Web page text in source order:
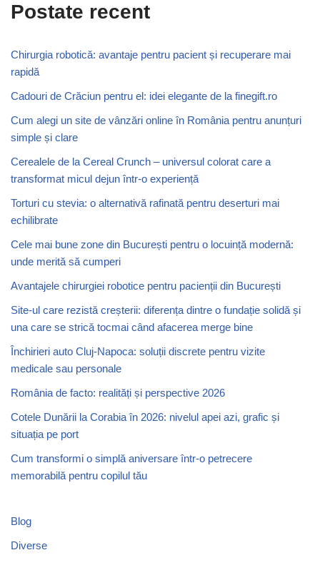
Postate recent
Chirurgia robotică: avantaje pentru pacient și recuperare mai
rapidă
Cadouri de Crăciun pentru el: idei elegante de la finegift.ro
Cum alegi un site de vânzări online în România pentru anunțuri
simple și clare
Cerealele de la Cereal Crunch – universul colorat care a
transformat micul dejun într-o experiență
Torturi cu stevia: o alternativă rafinată pentru deserturi mai
echilibrate
Cele mai bune zone din București pentru o locuință modernă:
unde merită să cumperi
Avantajele chirurgiei robotice pentru pacienții din București
Site-ul care rezistă creșterii: diferența dintre o fundație solidă și
una care se strică tocmai când afacerea merge bine
Închirieri auto Cluj-Napoca: soluții discrete pentru vizite
medicale sau personale
România de facto: realități și perspective 2026
Cotele Dunării la Corabia în 2026: nivelul apei azi, grafic și
situația pe port
Cum transformi o simplă aniversare într-o petrecere
memorabilă pentru copilul tău
Blog
Diverse